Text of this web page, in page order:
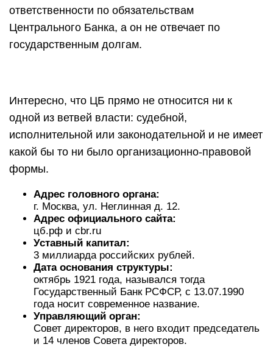
ответственности по обязательствам
Центрального Банка, а он не отвечает по
государственным долгам.
Интересно, что ЦБ прямо не относится ни к
одной из ветвей власти: судебной,
исполнительной или законодательной и не имеет
какой бы то ни было организационно-правовой
формы.
Адрес головного органа:
г. Москва, ул. Неглинная д. 12.
Адрес официального сайта:
цб.рф и cbr.ru
Уставный капитал:
3 миллиарда российских рублей.
Дата основания структуры:
октябрь 1921 года, назывался тогда
Государственный Банк РСФСР, с 13.07.1990
года носит современное название.
Управляющий орган:
Совет директоров, в него входит председатель
и 14 членов Совета директоров.